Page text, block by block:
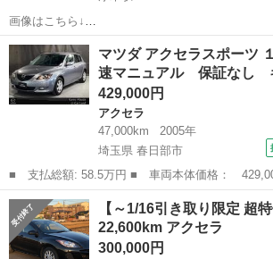
画像はこちら↓
https://www.carsensor.net/usedcar/detail/
TRCD=200002&RESTID=CS211800 アクセ
神奈川 厚木市 厚木駅
マツダ アクセラスポー
速マニュアル 保証な
429,000円
アクセラ
47,000km
2005年
埼玉県 春日部市
■ 支払総額: 58.5万円 ■ 車両本体価格： 429,000 円 ■ メーカー
名： マツダ ■ 車種名： アクセラスポーツ ■
５Ｆ ２ＷＤ ５速マニュアル 保証なし キー
ト ＥＴＣ ■...
埼玉 春日部市 アクセラ
【～1/16引き取り限定 超
22,600km アクセラ
300,000円